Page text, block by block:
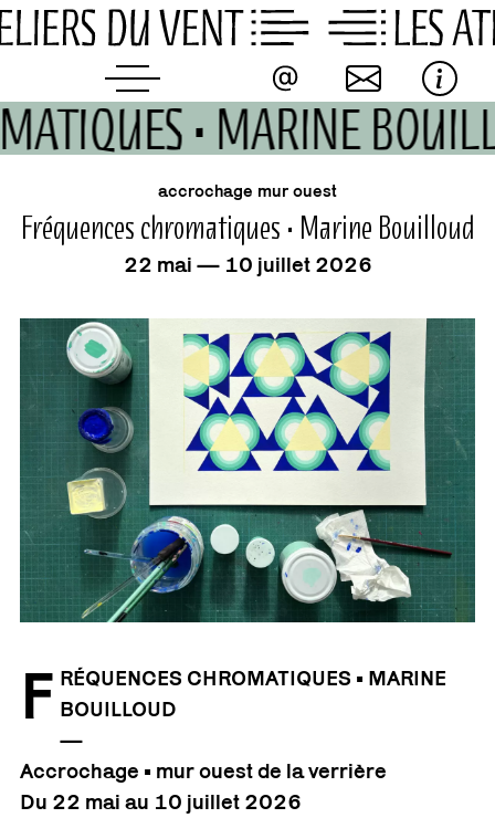
Skip
to
• MARINE
accrochage mur ouest
Fréquences chromatiques • Marine Bouilloud
22 mai — 10 juillet 2026
F RÉQUENCES CHROMATIQUES • MARINE
BOUILLOUD
—
Accrochage • mur ouest de la verrière
Du 22 mai au 10 juillet 2026